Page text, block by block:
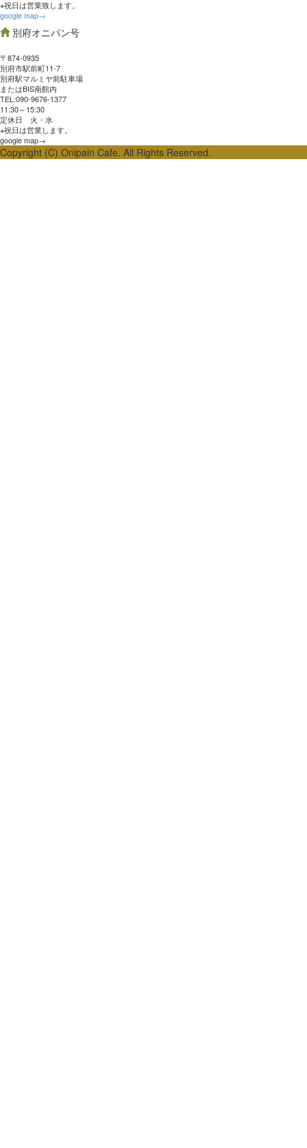
※祝日は営業致します。
google map→
別府オニパン号
〒874-0935
別府市駅前町11-7
別府駅マルミヤ前駐車場
またはBIS南館内
TEL:090-9676-1377
11:30～15:30
定休日 火・水
※祝日は営業します。
google map→
Copyright (C) Onipain Cafe. All Rights Reserved.